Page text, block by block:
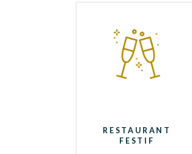
RESTAURANT
FESTIF